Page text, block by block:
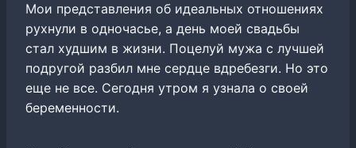
Мои представления об идеальных отношениях
рухнули в одночасье, а день моей свадьбы
стал худшим в жизни. Поцелуй мужа с лучшей
подругой разбил мне сердце вдребезги. Но это
еще не все. Сегодня утром я узнала о своей
беременности.